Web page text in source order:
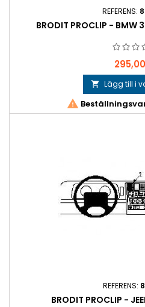
REFERENS:
BRODIT PROCLIP - BMW
Pris
 Lägg till i

REFERENS:
BRODIT PROCLIP -